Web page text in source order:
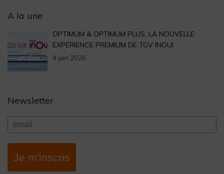
A la une
OPTIMUM & OPTIMUM PLUS, LA NOUVELLE
EXPÉRIENCE PREMIUM DE TGV INOUI
4 juin 2026
Newsletter
Je m'inscris
Archives